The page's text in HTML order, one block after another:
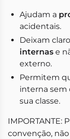
Ajudam a
acidentais.
Deixam
internas e
externo.
Permitem
interna sem
sua classe.
IMPORTANTE:
convenção,